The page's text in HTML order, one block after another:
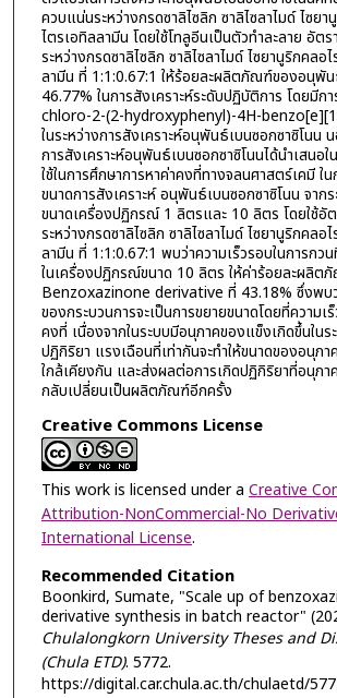
ควบแน่นระหว่างกรดซาลิไซลิก ซาลิไซลาไมด์ ไซย
ไตรเอทิลลามีน โดยใช้โทลูอีนเป็นตัวทำละลาย อัต
ระหว่างกรดซาลิไซลิก ซาลิไซลาไมด์ ไซยานูริกคลอ
ลามีน ที่ 1:1:0.67:1 ให้ร้อยละผลิตภัณฑ์ของอนุพัน
46.77% ในการสังเคราะห์ระดับปฏิบัติการ โดยมีก
chloro-2-(2-hydroxyphenyl)-4H-
ในระหว่างการสังเคราะห์อนุพันธ์เบนซอกซาซิโนน
การสังเคราะห์อนุพันธ์เบนซอกซาซิโนนได้นำเสนอ
ใช้ในการศึกษาการหาค่าคงที่ทางจลนศาสตร์เคมี ใ
ขนาดการสังเคราะห์ อนุพันธ์เบนซอกซาซิโนน จาก
ขนาดเครื่องปฏิกรณ์ 1 ลิตรและ 10 ลิตร โดยใช้อั
ระหว่างกรดซาลิไซลิก ซาลิไซลาไมด์ ไซยานูริกคลอ
ลามีน ที่ 1:1:0.67:1 พบว่าความเร็วรอบในการกว
ในเครื่องปฏิกรณ์ขนาด 10 ลิตร ให้ค่าร้อยละผลิต
Benzoxazinone derivative ที่ 43.18% ซึ่งพบว่
ของกระบวนการจะเป็นการขยายขนาดโดยที่ความเ
คงที่ เนื่องจากในระบบมีอนุภาคของแข็งเกิดขึ้นในร
ปฏิกิริยา แรงเฉือนที่เท่ากันจะทำให้ขนาดของอนุภ
ใกล้เคียงกัน และส่งผลต่อการเกิดปฏิกิริยาที่อนุภ
กลับเปลี่ยนเป็นผลิตภัณฑ์อีกครั้ง
Creative Commons License
This work is licensed under a Creative
Attribution-NonCommercial-No
International License.
Recommended Citation
Boonkird, Sumate, "Scale up of
derivative synthesis in batch reactor"
Chulalongkorn University Theses and
(Chula ETD). 5772.
https://digital.car.chula.ac.th/chulaetd/